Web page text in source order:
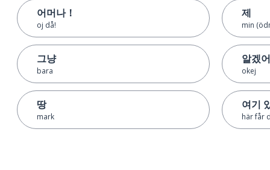
어머나！
oj då!
그냥
bara
땅
mark
제
min
알겠
okej
여기
här får